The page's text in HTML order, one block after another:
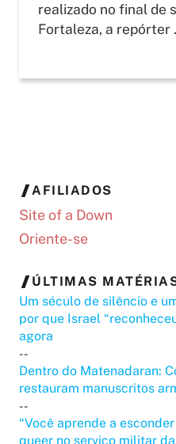
realizado no final de
Fortaleza, a repórter
AFILIADOS
Site of a Down
Oriente-se
ÚLTIMAS
Um século de silêncio e
por que Israel
agora
--
Dentro do Matenadaran:
restauram manuscritos
--
“Você aprende a
queer no serviço militar